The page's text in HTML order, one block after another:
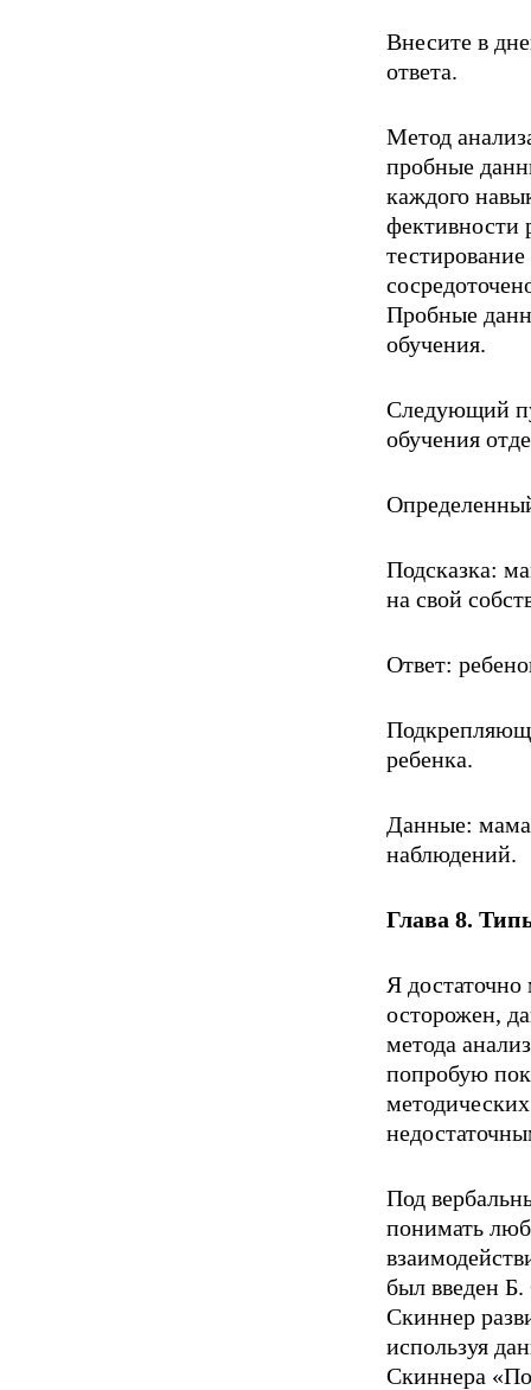
Внесите в
ответа.
Метод
пробные
каждого
фективности
Пробные
обучения.
Следующий
обучения
Подсказка:
на свой
Ответ:
ребенка.
Данные: мама
наблюдений.
Глава 8.
Я
осторожен,
метода
попробую
Под
понимать
был введен
Скиннер
используя
Скиннера